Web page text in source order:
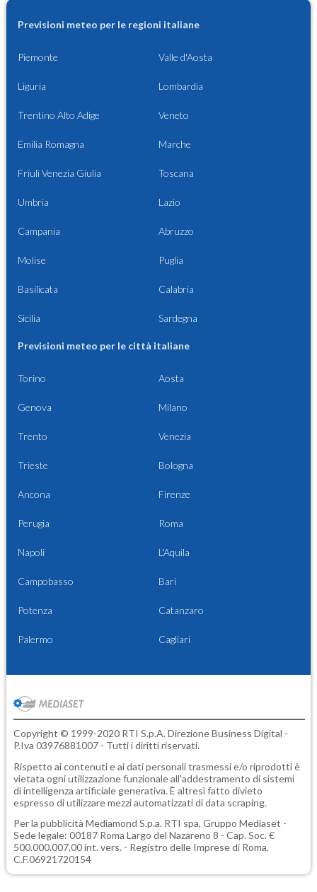
Previsioni meteo per le regioni italiane
Piemonte Valle d'Aosta
Liguria Lombardia
Trentino Alto Adige Veneto
Emilia Romagna Marche
Friuli Venezia Giulia Toscana
Umbria Lazio
Campania Abruzzo
Molise Puglia
Basilicata Calabria
Sicilia Sardegna
Previsioni meteo per le città italiane
Torino Aosta
Genova Milano
Trento Venezia
Trieste Bologna
Ancona Firenze
Perugia Roma
Napoli L'Aquila
Campobasso Bari
Potenza Catanzaro
Palermo Cagliari
Copyright © 1999-2020 RTI S.p.A. Direzione Business Digital -
P.Iva 03976881007 - Tutti i diritti riservati.
Rispetto ai contenuti e ai dati personali trasmessi e/o riprodotti è
vietata ogni utilizzazione funzionale all'addestramento di sistemi
di intelligenza artificiale generativa. È altresì fatto divieto
espresso di utilizzare mezzi automatizzati di data scraping.
Per la pubblicità Mediamond S.p.a. RTI spa, Gruppo Mediaset -
Sede legale: 00187 Roma Largo del Nazareno 8 - Cap. Soc. €
500.000.007,00 int. vers. - Registro delle Imprese di Roma,
C.F.06921720154